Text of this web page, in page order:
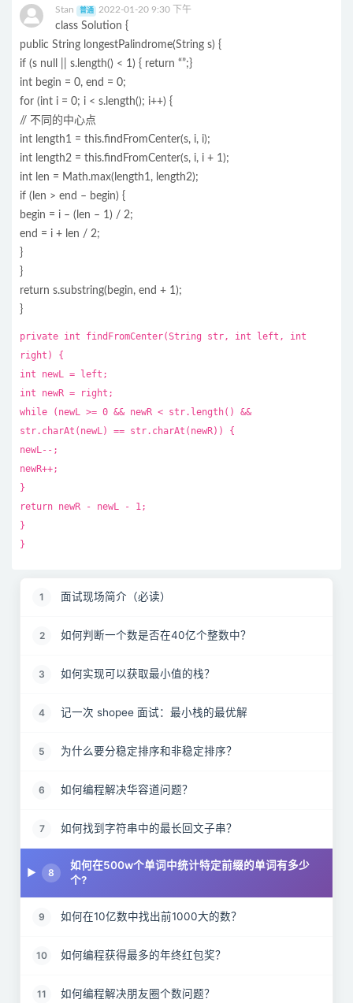
Stan 普通 2022-01-20 9:30 下午
class Solution {
public String longestPalindrome(String s) {
if (s null || s.length() < 1) { return “”;}
int begin = 0, end = 0;
for (int i = 0; i < s.length(); i++) {
// 不同的中心点
int length1 = this.findFromCenter(s, i, i);
int length2 = this.findFromCenter(s, i, i + 1);
int len = Math.max(length1, length2);
if (len > end – begin) {
begin = i – (len – 1) / 2;
end = i + len / 2;
}
}
return s.substring(begin, end + 1);
}
private int findFromCenter(String str, int left, int
right) {
int newL = left;
int newR = right;
while (newL >= 0 && newR < str.length() &&
str.charAt(newL) == str.charAt(newR)) {
newL--;
newR++;
}
return newR - newL - 1;
}
}
1 面试现场简介（必读）
2 如何判断一个数是否在40亿个整数中？
3 如何实现可以获取最小值的栈？
4 记一次 shopee 面试：最小栈的最优解
5 为什么要分稳定排序和非稳定排序？
6 如何编程解决华容道问题？
7 如何找到字符串中的最长回文子串？
8
如何在500w个单词中统计特定前缀的单词有多少
个?
9 如何在10亿数中找出前1000大的数？
10 如何编程获得最多的年终红包奖？
11 如何编程解决朋友圈个数问题？